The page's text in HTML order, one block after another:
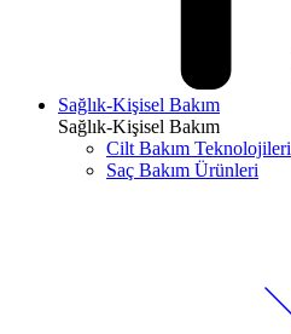
Sağlık-Kişisel Bakım
Sağlık-Kişisel Bakım
Cilt Bakım Teknolojileri
Saç Bakım Ürünleri